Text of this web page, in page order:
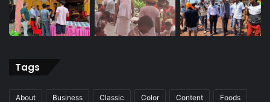
Tags
About Business Classic Color Content Foods